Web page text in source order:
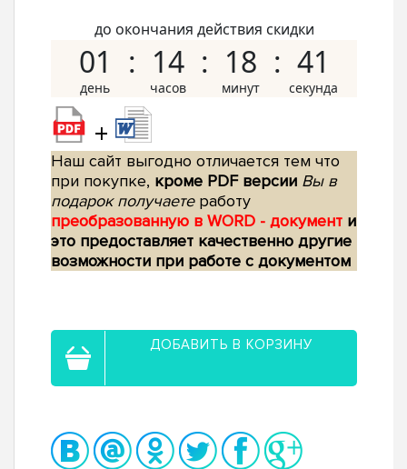
до окончания действия скидки
01 14 18 40
+
Наш сайт выгодно отличается тем что
при покупке, кроме PDF версии Вы в
подарок получаетеработу
преобразованную в WORD - документ и
это предоставляет качественно другие
возможности при работе с документом
ДОБАВИТЬ В КОРЗИНУ